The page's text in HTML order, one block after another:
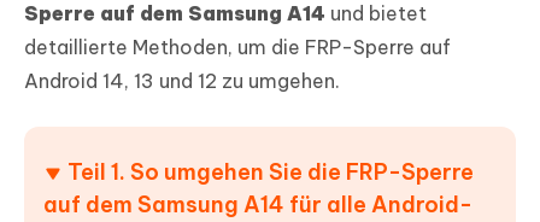
Sperre auf dem Samsung A14 und bietet
detaillierte Methoden, um die FRP-Sperre auf
Android 14, 13 und 12 zu umgehen.
Teil 1. So umgehen Sie die FRP-Sperre
auf dem Samsung A14 für alle Android-